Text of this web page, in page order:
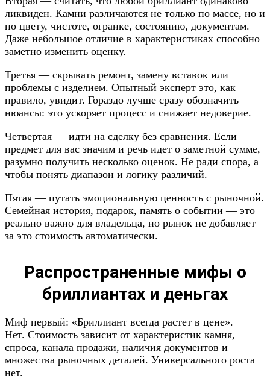
ликвиден. Камни различаются не только по массе, но и
по цвету, чистоте, огранке, состоянию, документам.
Даже небольшое отличие в характеристиках способно
заметно изменить оценку.
Третья — скрывать ремонт, замену вставок или
проблемы с изделием. Опытный эксперт это, как
правило, увидит. Гораздо лучше сразу обозначить
нюансы: это ускоряет процесс и снижает недоверие.
Четвертая — идти на сделку без сравнения. Если
предмет для вас значим и речь идет о заметной сумме,
разумно получить несколько оценок. Не ради спора, а
чтобы понять диапазон и логику различий.
Пятая — путать эмоциональную ценность с рыночной.
Семейная история, подарок, память о событии — это
реально важно для владельца, но рынок не добавляет
за это стоимость автоматически.
Распространенные мифы о
бриллиантах и деньгах
Миф первый: «Бриллиант всегда растет в цене».
Нет. Стоимость зависит от характеристик камня,
спроса, канала продажи, наличия документов и
множества рыночных деталей. Универсального роста
нет.